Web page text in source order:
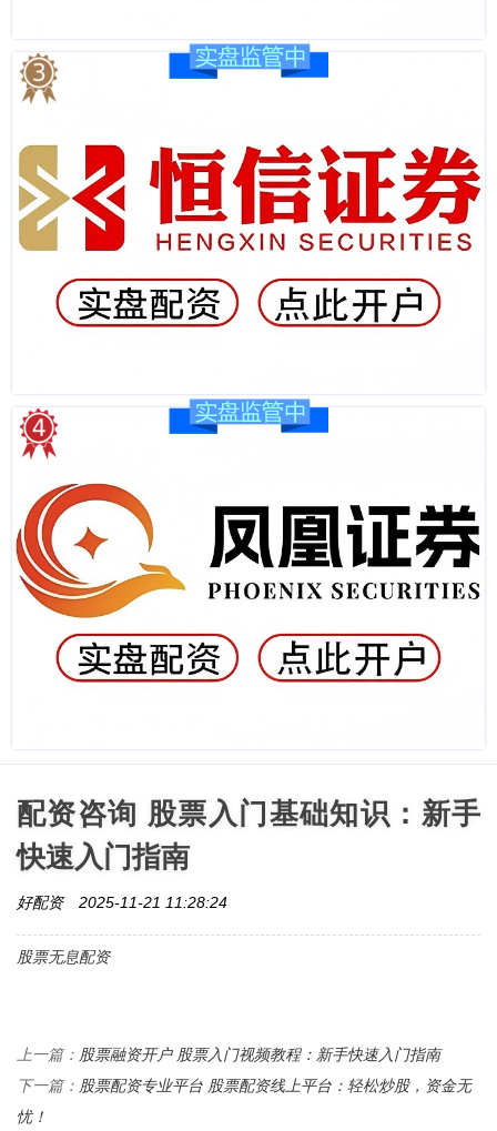
配资咨询 股票入门基础知识：新手
快速入门指南
好配资 2025-11-21 11:28:24
股票无息配资
上一篇： 股票融资开户 股票入门视频教程：新手快速入门指南
下一篇： 股票配资专业平台 股票配资线上平台：轻松炒股，资金无
忧！